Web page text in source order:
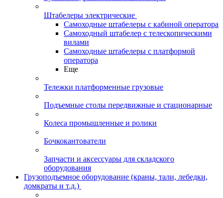
Штабелеры электрические
Самоходные штабелеры с кабиной оператора
Самоходный штабелер с телескопическими
вилами
Самоходные штабелеры с платформой
оператора
Еще
Тележки платформенные грузовые
Подъемные столы передвижные и стационарные
Колеса промышленные и ролики
Бочкокантователи
Запчасти и аксессуары для складского
оборудования
Грузоподъемное оборудование (краны, тали, лебедки,
домкраты и т.д.)